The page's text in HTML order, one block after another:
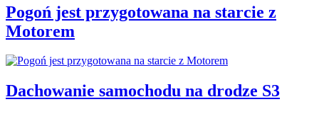
Pogoń jest przygotowana na starcie z
Motorem
Dachowanie samochodu na drodze S3